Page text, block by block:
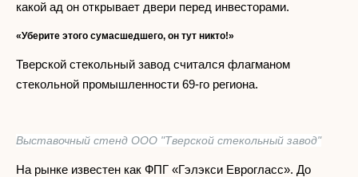
какой ад он открывает двери перед инвесторами.
«Уберите этого сумасшедшего, он тут никто!»
Тверской стекольный завод считался флагманом
стекольной промышленности 69-го региона.
Выставочный стенд ООО "Тверской стекольный завод"
На рынке известен как ФПГ «Гэлэкси Еврогласс». До